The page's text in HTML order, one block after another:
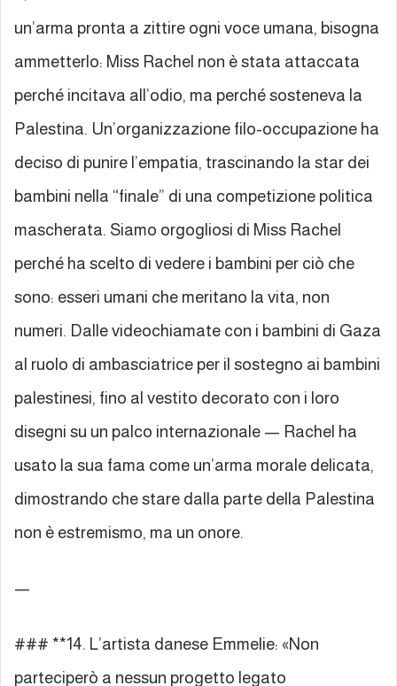
un’arma pronta a zittire ogni voce umana, bisogna
ammetterlo: Miss Rachel non è stata attaccata
perché incitava all’odio, ma perché sosteneva la
Palestina. Un’organizzazione filo-occupazione ha
deciso di punire l’empatia, trascinando la star dei
bambini nella “finale” di una competizione politica
mascherata. Siamo orgogliosi di Miss Rachel
perché ha scelto di vedere i bambini per ciò che
sono: esseri umani che meritano la vita, non
numeri. Dalle videochiamate con i bambini di Gaza
al ruolo di ambasciatrice per il sostegno ai bambini
palestinesi, fino al vestito decorato con i loro
disegni su un palco internazionale — Rachel ha
usato la sua fama come un’arma morale delicata,
dimostrando che stare dalla parte della Palestina
non è estremismo, ma un onore.
—
### **14. L’artista danese Emmelie: «Non
parteciperò a nessun progetto legato